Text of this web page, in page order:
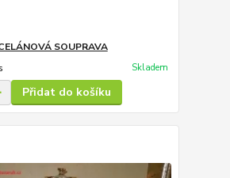
SOUPRAVA
Skladem
Přidat do košíku